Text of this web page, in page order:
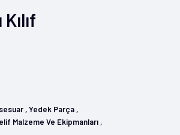
,Yedek Parça ,
Malzeme Ve Ekipmanları ,